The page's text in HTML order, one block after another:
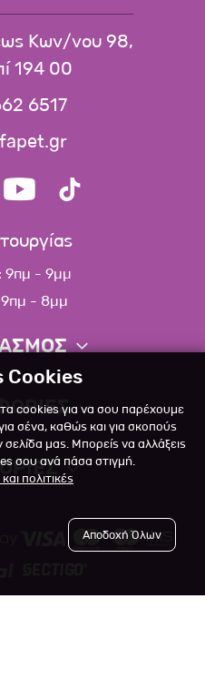
Κων/νου 98,
194 00
6517
9πμ - 9μμ
- 8μμ
Cookies
cookies για να σου παρέχουμε
σένα, καθώς και για σκοπούς
μας. Μπορείς να αλλάξεις
σου ανά πάσα στιγμή.
πολιτικές
Αποδοχή Όλων